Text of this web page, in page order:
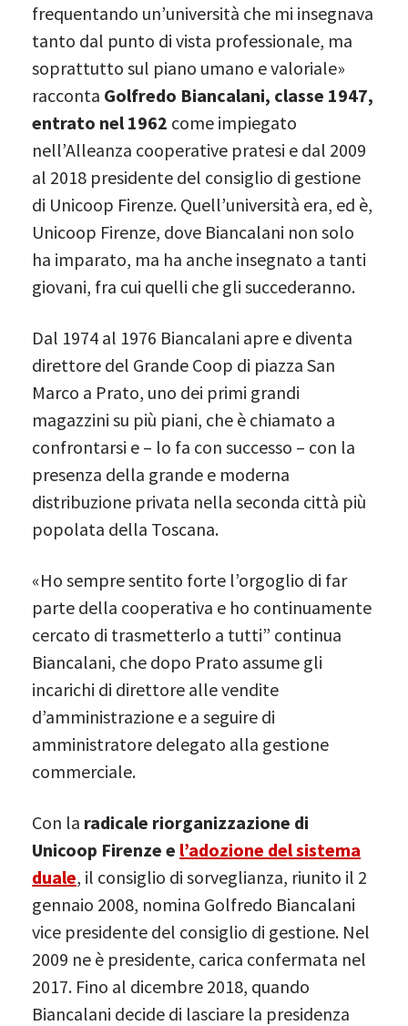
frequentando un’università che mi insegnava
tanto dal punto di vista professionale, ma
soprattutto sul piano umano e valoriale»
racconta Golfredo Biancalani, classe 1947,
entrato nel 1962 come impiegato
nell’Alleanza cooperative pratesi e dal 2009
al 2018 presidente del consiglio di gestione
di Unicoop Firenze. Quell’università era, ed è,
Unicoop Firenze, dove Biancalani non solo
ha imparato, ma ha anche insegnato a tanti
giovani, fra cui quelli che gli succederanno.
Dal 1974 al 1976 Biancalani apre e diventa
direttore del Grande Coop di piazza San
Marco a Prato, uno dei primi grandi
magazzini su più piani, che è chiamato a
confrontarsi e – lo fa con successo – con la
presenza della grande e moderna
distribuzione privata nella seconda città più
popolata della Toscana.
«Ho sempre sentito forte l’orgoglio di far
parte della cooperativa e ho continuamente
cercato di trasmetterlo a tutti” continua
Biancalani, che dopo Prato assume gli
incarichi di direttore alle vendite
d’amministrazione e a seguire di
amministratore delegato alla gestione
commerciale.
Con la radicale riorganizzazione di
Unicoop Firenze e l’adozione del sistema
duale, il consiglio di sorveglianza, riunito il 2
gennaio 2008, nomina Golfredo Biancalani
vice presidente del consiglio di gestione. Nel
2009 ne è presidente, carica confermata nel
2017. Fino al dicembre 2018, quando
Biancalani decide di lasciare la presidenza